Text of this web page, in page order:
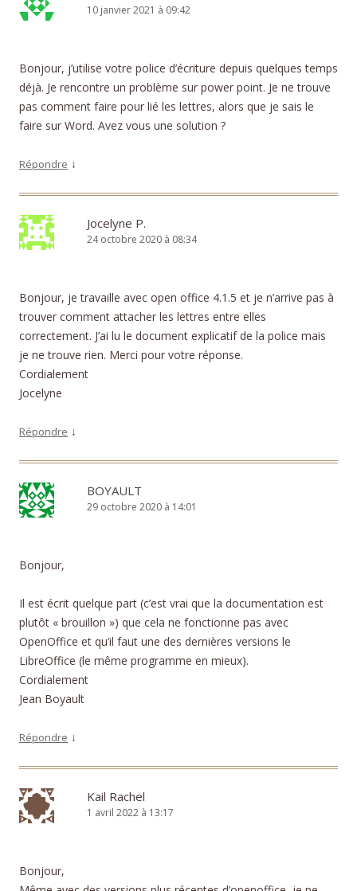
10 janvier 2021 à 09:42
Bonjour, j’utilise votre police d’écriture depuis quelques temps
déjà. Je rencontre un problème sur power point. Je ne trouve
pas comment faire pour lié les lettres, alors que je sais le
faire sur Word. Avez vous une solution ?
Répondre ↓
Jocelyne P.
24 octobre 2020 à 08:34
Bonjour, je travaille avec open office 4.1.5 et je n’arrive pas à
trouver comment attacher les lettres entre elles
correctement. J’ai lu le document explicatif de la police mais
je ne trouve rien. Merci pour votre réponse.
Cordialement
Jocelyne
Répondre ↓
BOYAULT
29 octobre 2020 à 14:01
Bonjour,
Il est écrit quelque part (c’est vrai que la documentation est
plutôt « brouillon ») que cela ne fonctionne pas avec
OpenOffice et qu’il faut une des dernières versions le
LibreOffice (le même programme en mieux).
Cordialement
Jean Boyault
Répondre ↓
Kail Rachel
1 avril 2022 à 13:17
Bonjour,